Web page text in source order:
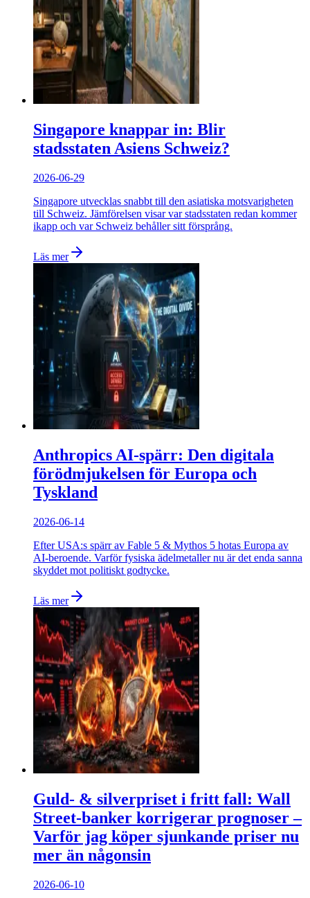
Singapore knappar in: Blir
stadsstaten Asiens Schweiz?
2026-06-29
Singapore utvecklas snabbt till den asiatiska motsvarigheten
till Schweiz. Jämförelsen visar var stadsstaten redan kommer
ikapp och var Schweiz behåller sitt försprång.
Läs mer
Anthropics AI-spärr: Den digitala
förödmjukelsen för Europa och
Tyskland
2026-06-14
Efter USA:s spärr av Fable 5 & Mythos 5 hotas Europa av
AI-beroende. Varför fysiska ädelmetaller nu är det enda sanna
skyddet mot politiskt godtycke.
Läs mer
Guld- & silverpriset i fritt fall: Wall
Street-banker korrigerar prognoser –
Varför jag köper sjunkande priser nu
mer än någonsin
2026-06-10